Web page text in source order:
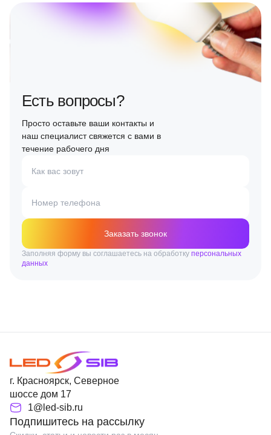
Есть вопросы?
Просто оставьте ваши контакты и
наш специалист свяжется с вами в
течение рабочего дня
Как вас зовут
Номер телефона
Заказать звонок
Заполняя форму вы соглашаетесь на обработку персональных
данных
г. Красноярск, Северное
шоссе дом 17
1@led-sib.ru
Подпишитесь на рассылку